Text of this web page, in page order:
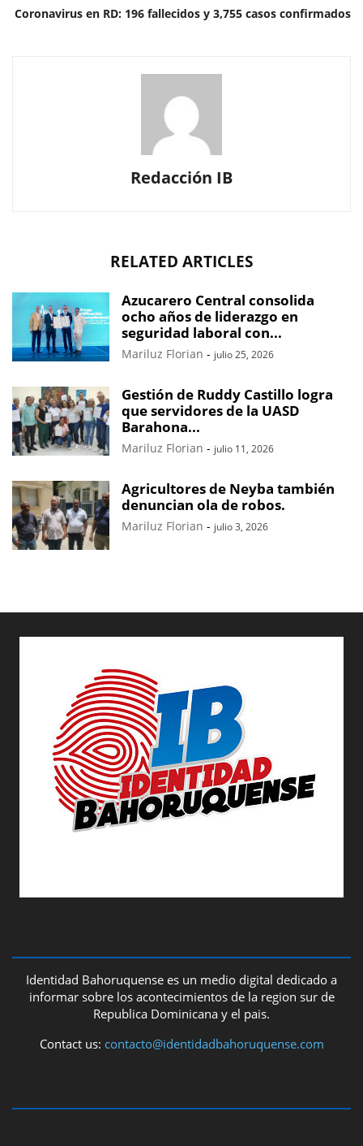
Coronavirus en RD: 196 fallecidos y 3,755 casos confirmados
Redacción IB
RELATED ARTICLES
Azucarero Central consolida
ocho años de liderazgo en
seguridad laboral con...
Mariluz Florian - julio 25, 2026
Gestión de Ruddy Castillo logra
que servidores de la UASD
Barahona...
Mariluz Florian - julio 11, 2026
Agricultores de Neyba también
denuncian ola de robos.
Mariluz Florian - julio 3, 2026
Identidad Bahoruquense es un medio digital dedicado a
informar sobre los acontecimientos de la region sur de
Republica Dominicana y el pais.
Contact us: contacto@identidadbahoruquense.com